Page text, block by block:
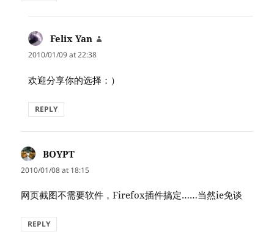
Felix Yan
2010/01/09 at 22:38
欢迎分享你的选择：）
REPLY
BOYPT
2010/01/08 at 18:15
网页截图不需要软件，Firefox插件搞定……当然ie免谈
REPLY